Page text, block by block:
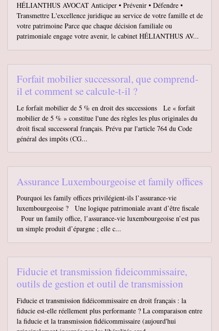
HÉLIANTHUS AVOCAT Anticiper • Prévenir • Défendre •
Transmettre L'excellence juridique au service de votre famille et de
votre patrimoine Parce que chaque décision familiale ou
patrimoniale engage votre avenir, le cabinet HÉLIANTHUS AV...
Forfait mobilier successoral, que comprend-
il et comment se calcule-t-il ?
Le forfait mobilier de 5 % en droit des successions Le « forfait
mobilier de 5 % » constitue l'une des règles les plus originales du
droit fiscal successoral français. Prévu par l'article 764 du Code
général des impôts (CG...
Assurance Luxembourgeoise et family offices
Pourquoi les family offices privilégient-ils l’assurance-vie
luxembourgeoise ? Une logique patrimoniale avant d’être fiscale
Pour un family office, l’assurance-vie luxembourgeoise n’est pas
un simple produit d’épargne ; elle c...
Fiducie et transmission fideicommissaire,
outils de gestion et outil de transmission
Fiducie et transmission fidéicommissaire en droit français : la
fiducie est-elle réellement plus performante ? La comparaison entre
la fiducie et la transmission fidéicommissaire (aujourd'hui